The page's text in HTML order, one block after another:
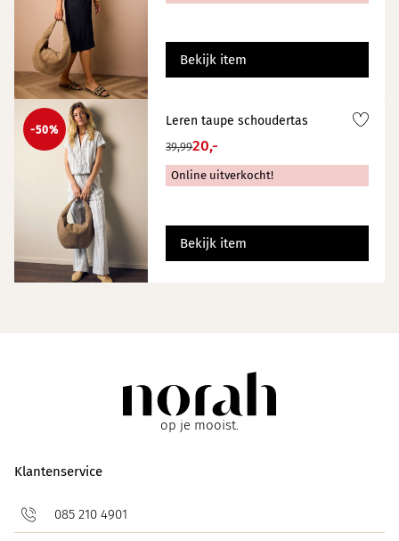
Bekijk item
-50%
Leren taupe schoudertas
39,9920,-
Online uitverkocht!
Bekijk item
op je mooist.
Klantenservice
085 210 4901